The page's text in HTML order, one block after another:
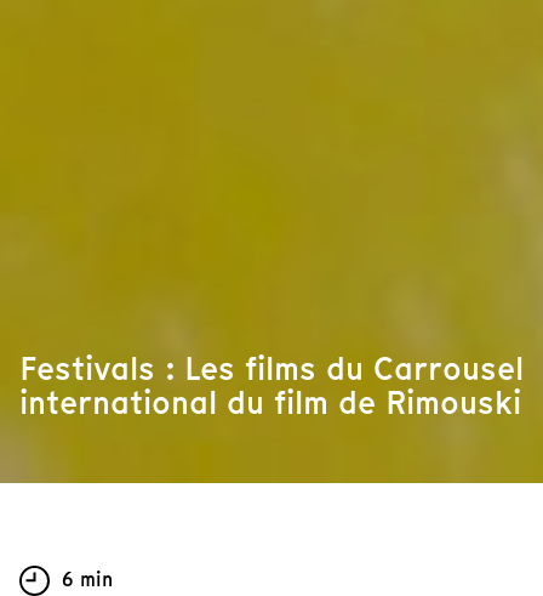
Festivals : Les films du Carrousel
international du film de Rimouski
6 min